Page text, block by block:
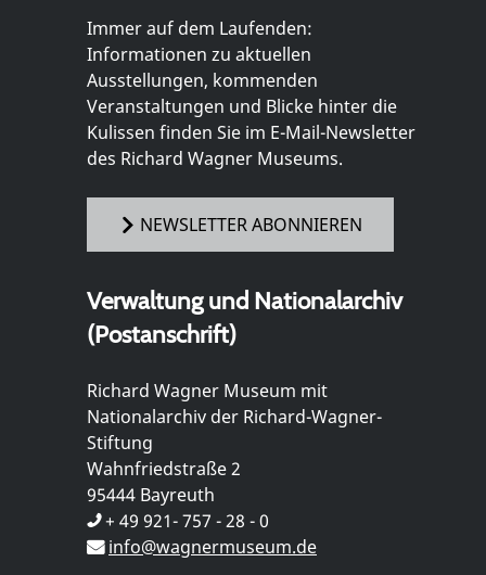
Immer auf dem Laufenden:
Informationen zu aktuellen
Ausstellungen, kommenden
Veranstaltungen und Blicke hinter die
Kulissen finden Sie im E-Mail-Newsletter
des Richard Wagner Museums.
NEWSLETTER ABONNIEREN
Verwaltung und Nationalarchiv
(Postanschrift)
Richard Wagner Museum mit
Nationalarchiv der Richard-Wagner-
Stiftung
Wahnfriedstraße 2
95444 Bayreuth
+ 49 921- 757 - 28 - 0
info@wagnermuseum.de